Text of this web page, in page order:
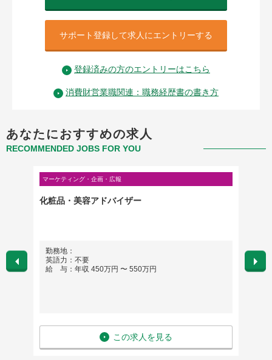
サポート登録して求人にエントリーする
登録済みの方のエントリーはこちら
消費財営業職関連：職務経歴書の書き方
あなたにおすすめの求人
RECOMMENDED JOBS FOR YOU
マーケティング・企画・広報
化粧品・美容アドバイザー
勤務地：
英語力：不要
給 与：年収 450万円 〜 550万円
この求人を見る
勤務
英語
給